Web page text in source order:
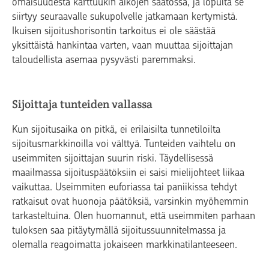
siirtyy seuraavalle sukupolvelle jatkamaan kertymistä.
Ikuisen sijoitushorisontin tarkoitus ei ole säästää
yksittäistä hankintaa varten, vaan muuttaa sijoittajan
taloudellista asemaa pysyvästi paremmaksi.
Sijoittaja tunteiden vallassa
Kun sijoitusaika on pitkä, ei erilaisilta tunnetiloilta
sijoitusmarkkinoilla voi välttyä. Tunteiden vaihtelu on
useimmiten sijoittajan suurin riski. Täydellisessä
maailmassa sijoituspäätöksiin ei saisi mielijohteet liikaa
vaikuttaa. Useimmiten euforiassa tai paniikissa tehdyt
ratkaisut ovat huonoja päätöksiä, varsinkin myöhemmin
tarkasteltuina. Olen huomannut, että useimmiten parhaan
tuloksen saa pitäytymällä sijoitussuunnitelmassa ja
olemalla reagoimatta jokaiseen markkinatilanteeseen.